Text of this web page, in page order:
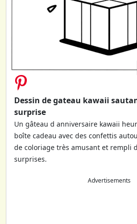
Dessin de gateau kawaii
surprise
Un gâteau d anniversaire kawaii
boîte cadeau avec des confettis
de coloriage très amusant et rempli
surprises.
Advertisements